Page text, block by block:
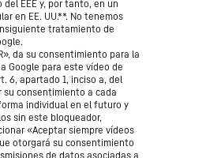
EEE y, por tanto, en un
en EE. UU.**. No tenemos
tratamiento de
da su consentimiento para la
Google para este vídeo de
6, apartado 1, inciso a, del
su consentimiento a cada
individual en el futuro y
sin este bloqueador,
«Aceptar siempre vídeos
otorgará su consentimiento
de datos asociadas a